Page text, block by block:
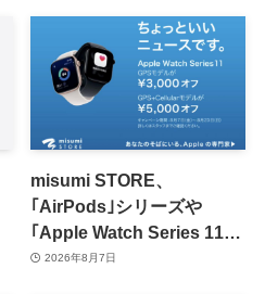
misumi STORE、
｢AirPods｣シリーズや
｢Apple Watch Series 11｣
のセールを開催中
2026年8月7日